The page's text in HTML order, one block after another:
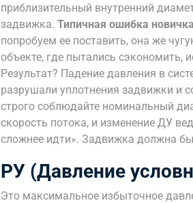
приблизительный внутренний
задвижка. Типичная ошибка
попробуем ее поставить, она же
объекте, где пытались сэкономить,
Результат? Падение давления в
разрушали уплотнения задвижки и
строго соблюдайте номинальный
скорость потока, и изменение ДУ
сложнее идти». Задвижка должна
РУ (Давление
Это максимальное избыточное